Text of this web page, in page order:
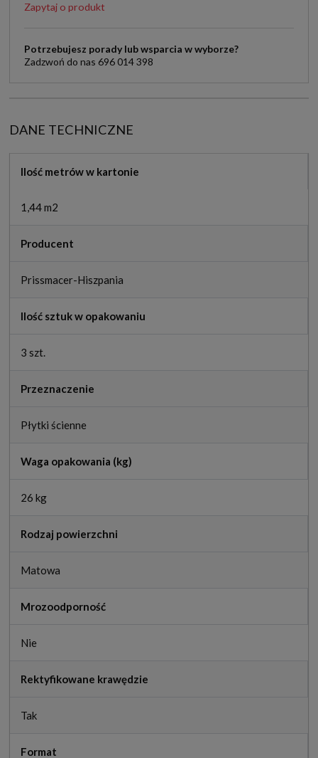
Zapytaj o produkt
Potrzebujesz porady lub wsparcia w wyborze?
Zadzwoń do nas 696 014 398
DANE TECHNICZNE
Ilość metrów w kartonie
1,44 m2
Producent
Prissmacer-Hiszpania
Ilość sztuk w opakowaniu
3 szt.
Przeznaczenie
Płytki ścienne
Waga opakowania (kg)
26 kg
Rodzaj powierzchni
Matowa
Mrozoodporność
Nie
Rektyfikowane krawędzie
Tak
Format